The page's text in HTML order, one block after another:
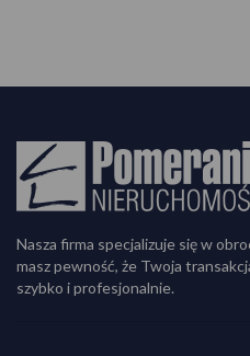
Nasza firma specjalizuje się w
masz pewność, że Twoja
szybko i profesjonalnie.